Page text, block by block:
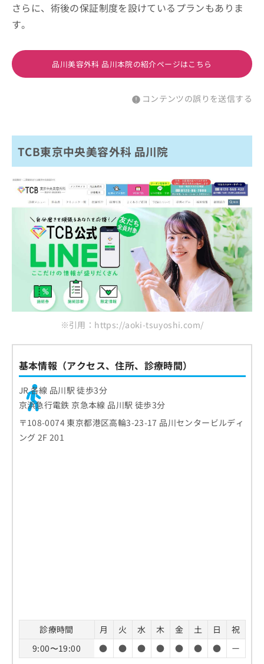
さらに、術後の保証制度を設けているプランもありま
す。
品川美容外科 品川本院の紹介ページはこちら
コンテンツの誤りを送信する
TCB東京中央美容外科 品川院
※引用：https://aoki-tsuyoshi.com/
基本情報（アクセス、住所、診療時間）
JR 各線 品川駅 徒歩3分
京浜急行電鉄 京急本線 品川駅 徒歩3分
〒108-0074 東京都港区高輪3-23-17 品川センタービルディ
ング 2F 201
診療時間 月 火 水 木 金 土 日
祝
9:00〜19:00
● ● ● ● ● ● ●
ー